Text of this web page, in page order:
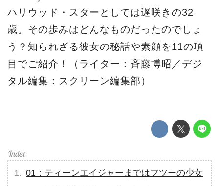
ハリウッド・スターとしては遅咲きの32
歳。その歩みはどんなものだったのでしょ
う？知られざる彼女の秘話や素顔を11の項
目でご紹介！（ライター：斉藤博昭／デジ
タル編集：スクリーン編集部）
01：ティーンエイジャーまではフツーの少女